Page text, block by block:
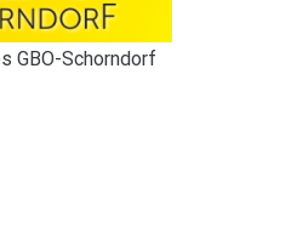
GBO-Schorndorf